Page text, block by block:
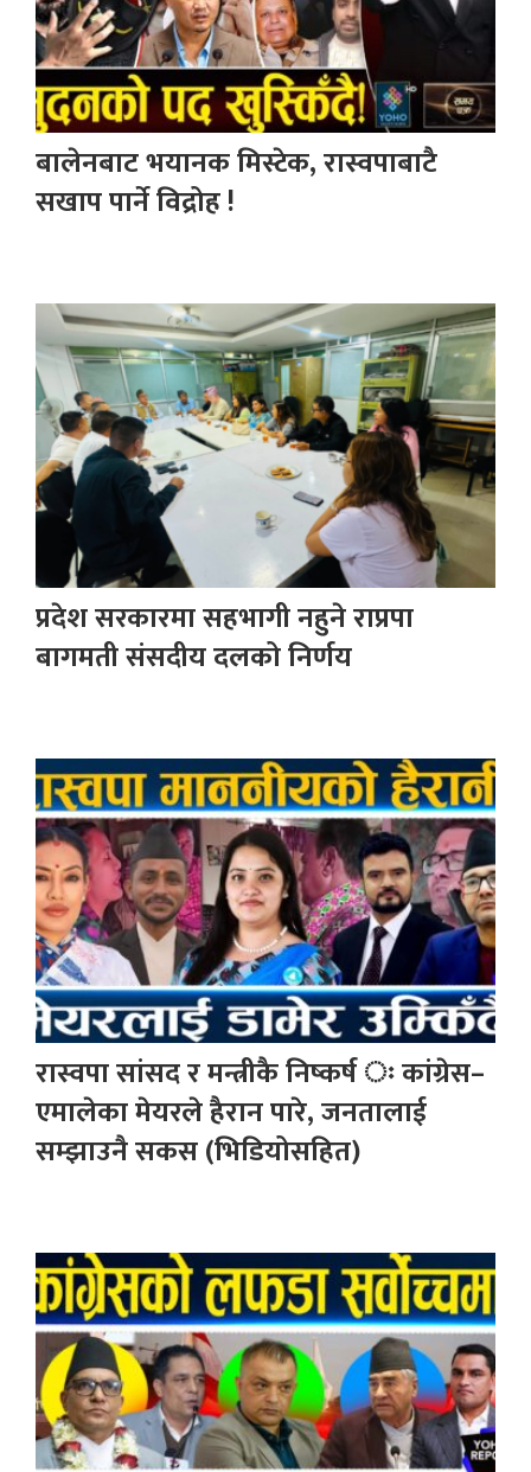
बालेनबाट भयानक मिस्टेक, रास्वपाबाटै
सखाप पार्ने विद्रोह !
प्रदेश सरकारमा सहभागी नहुने राप्रपा
बागमती संसदीय दलको निर्णय
रास्वपा सांसद र मन्त्रीकै निष्कर्ष ः कांग्रेस–
एमालेका मेयरले हैरान पारे, जनतालाई
सम्झाउनै सकस (भिडियोसहित)